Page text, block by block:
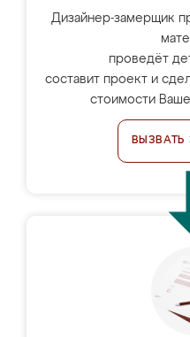
Дизайнер-замерщик
проведёт
составит проект и
стоимости